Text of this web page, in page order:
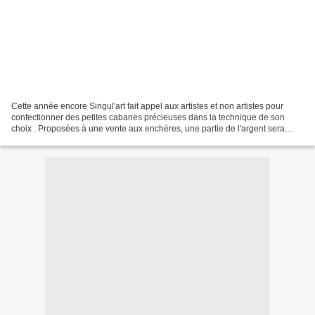
Cette année encore Singul'art fait appel aux artistes et non artistes pour
confectionner des petites cabanes précieuses dans la technique de son
choix . Proposées à une vente aux enchères, une partie de l'argent sera